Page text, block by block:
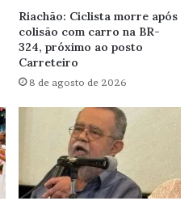
Riachão: Ciclista morre após
colisão com carro na BR-
324, próximo ao posto
Carreteiro
8 de agosto de 2026